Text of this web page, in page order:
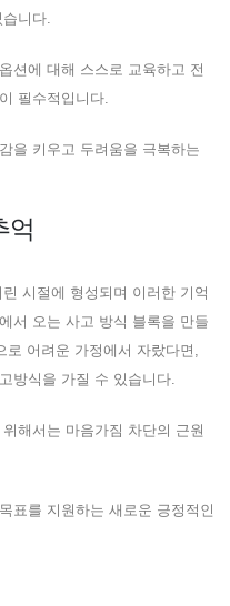
니다.
션에 대해 스스로 교육하고 전
필수적입니다.
을 키우고 두려움을 극복하는
억
시절에 형성되며 이러한 기억
서 오는 사고 방식 블록을 만들
로 어려운 가정에서 자랐다면,
방식을 가질 수 있습니다.
해서는 마음가짐 차단의 근원
표를 지원하는 새로운 긍정적인